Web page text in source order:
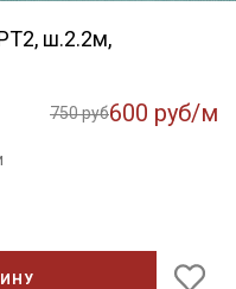
ш.2.2м,
750 руб600 руб/м